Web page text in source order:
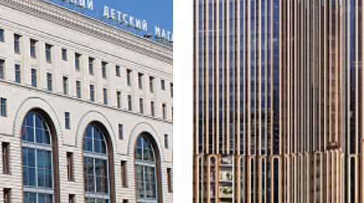
этапе
и
usability-
проекта
→
Аудит процедур
управления и
эксплуатации и
расходов